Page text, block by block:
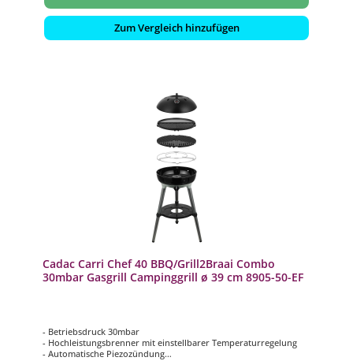
Zum Vergleich hinzufügen
Cadac Carri Chef 40 BBQ/Grill2Braai Combo
30mbar Gasgrill Campinggrill ø 39 cm 8905-50-EF
- Betriebsdruck 30mbar
- Hochleistungsbrenner mit einstellbarer Temperaturregelung
- Automatische Piezozündung